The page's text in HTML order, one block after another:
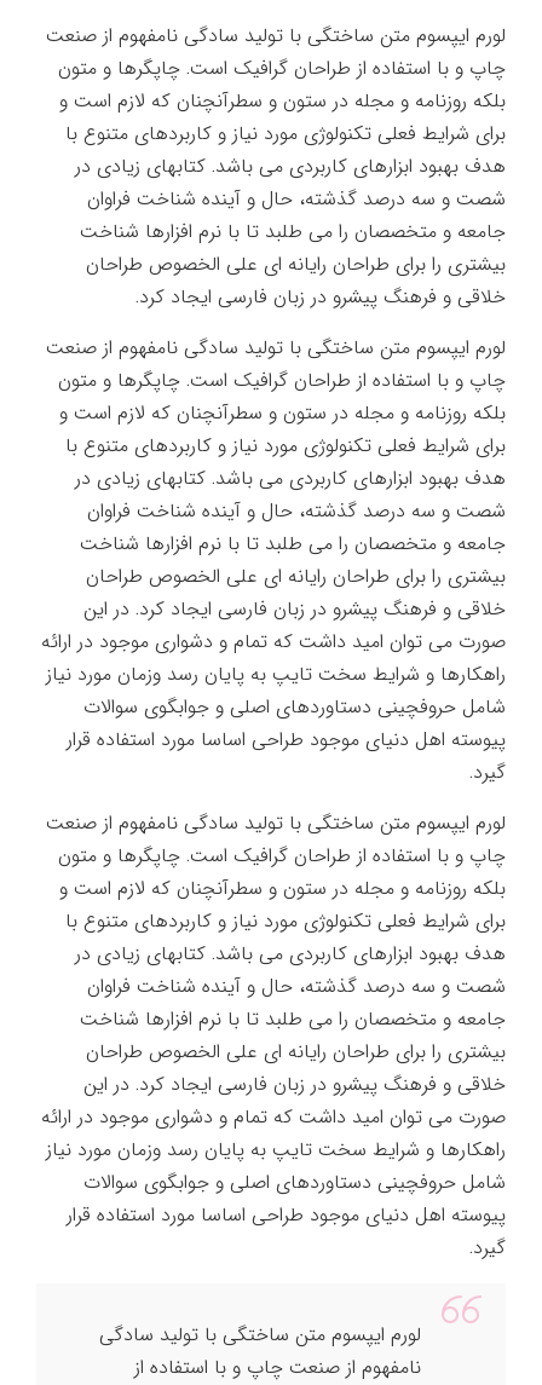
لورم ایپسوم متن ساختگی با تولید سادگی نامفهوم از صنعت
چاپ و با استفاده از طراحان گرافیک است. چاپگرها و متون
بلکه روزنامه و مجله در ستون و سطرآنچنان که لازم است و
برای شرایط فعلی تکنولوژی مورد نیاز و کاربردهای متنوع با
هدف بهبود ابزارهای کاربردی می باشد. کتابهای زیادی در
شصت و سه درصد گذشته، حال و آینده شناخت فراوان
جامعه و متخصصان را می طلبد تا با نرم افزارها شناخت
بیشتری را برای طراحان رایانه ای علی الخصوص طراحان
خلاقی و فرهنگ پیشرو در زبان فارسی ایجاد کرد.
لورم ایپسوم متن ساختگی با تولید سادگی نامفهوم از صنعت
چاپ و با استفاده از طراحان گرافیک است. چاپگرها و متون
بلکه روزنامه و مجله در ستون و سطرآنچنان که لازم است و
برای شرایط فعلی تکنولوژی مورد نیاز و کاربردهای متنوع با
هدف بهبود ابزارهای کاربردی می باشد. کتابهای زیادی در
شصت و سه درصد گذشته، حال و آینده شناخت فراوان
جامعه و متخصصان را می طلبد تا با نرم افزارها شناخت
بیشتری را برای طراحان رایانه ای علی الخصوص طراحان
خلاقی و فرهنگ پیشرو در زبان فارسی ایجاد کرد. در این
صورت می توان امید داشت که تمام و دشواری موجود در ارائه
راهکارها و شرایط سخت تایپ به پایان رسد وزمان مورد نیاز
شامل حروفچینی دستاوردهای اصلی و جوابگوی سوالات
پیوسته اهل دنیای موجود طراحی اساسا مورد استفاده قرار
گیرد.
لورم ایپسوم متن ساختگی با تولید سادگی نامفهوم از صنعت
چاپ و با استفاده از طراحان گرافیک است. چاپگرها و متون
بلکه روزنامه و مجله در ستون و سطرآنچنان که لازم است و
برای شرایط فعلی تکنولوژی مورد نیاز و کاربردهای متنوع با
هدف بهبود ابزارهای کاربردی می باشد. کتابهای زیادی در
شصت و سه درصد گذشته، حال و آینده شناخت فراوان
جامعه و متخصصان را می طلبد تا با نرم افزارها شناخت
بیشتری را برای طراحان رایانه ای علی الخصوص طراحان
خلاقی و فرهنگ پیشرو در زبان فارسی ایجاد کرد. در این
صورت می توان امید داشت که تمام و دشواری موجود در ارائه
راهکارها و شرایط سخت تایپ به پایان رسد وزمان مورد نیاز
شامل حروفچینی دستاوردهای اصلی و جوابگوی سوالات
پیوسته اهل دنیای موجود طراحی اساسا مورد استفاده قرار
گیرد.
لورم ایپسوم متن ساختگی با تولید سادگی
نامفهوم از صنعت چاپ و با استفاده از